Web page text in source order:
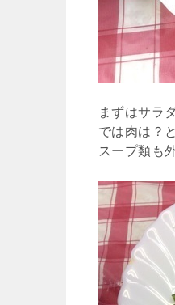
まずはサラ
では肉は？
スープ類も